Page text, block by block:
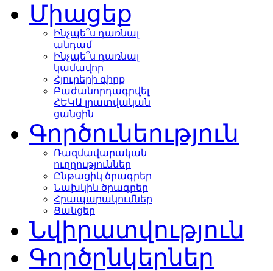
Միացեք
Ինչպե՞ս դառնալ
անդամ
Ինչպե՞ս դառնալ
կամավոր
Հյուրերի գիրք
Բաժանորդագրվել
ՀԵԿԱ լրատվական
ցանցին
Գործունեություն
Ռազմավարական
ուղղություններ
Ընթացիկ ծրագրեր
Նախկին ծրագրեր
Հրապարակումներ
Ցանցեր
Նվիրատվություն
Գործընկերներ